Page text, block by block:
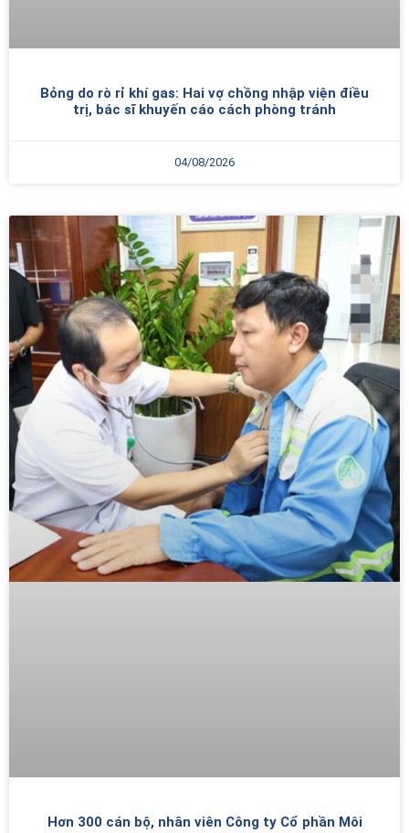
Bỏng do rò rỉ khí gas: Hai vợ chồng nhập viện điều
trị, bác sĩ khuyến cáo cách phòng tránh
04/08/2026
Hơn 300 cán bộ, nhân viên Công ty Cổ phần Môi